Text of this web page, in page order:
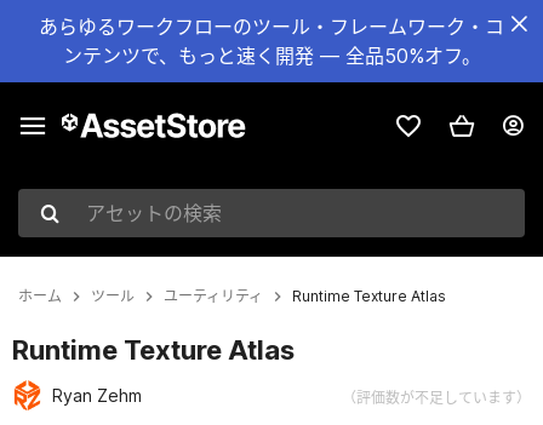
あらゆるワークフローのツール・フレームワーク・コ
ンテンツで、もっと速く開発 — 全品50%オフ。
アセットの検索
ホーム ツール ユーティリティ Runtime Texture Atlas
Runtime Texture Atlas
Ryan Zehm （評価数が不足しています）